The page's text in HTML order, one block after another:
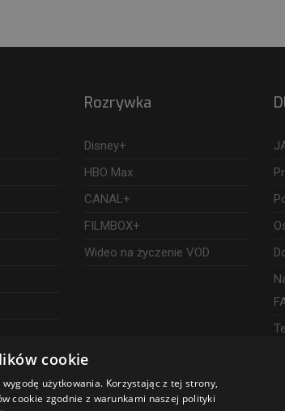
Rozrywka
Disney+
HBO Max
CANAL+
FILMBOX+
Wideo na życzenie VOD
cookie
użytkowania. Korzystając z tej strony,
cookie zgodnie z warunkami naszej polityki